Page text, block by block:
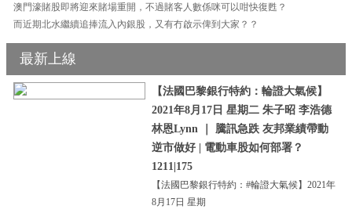
澳門濠賭股即將迎來賭場重開，不過賭客人數係咪可以咁快復甦？
而近期北水繼續追捧流入內銀股，又有冇啟示俾到大家？？
最新上線
【法國巴黎銀行特約：輪證大氣候】
2021年8月17日 星期二 朱子昭 李浩德
林恩Lynn ｜ 騰訊急跌 友邦業績帶動
逆市做好 | 電動車股如何部署？
1211|175
【法國巴黎銀行特約：#輪證大氣候】2021年
8月17日 星期